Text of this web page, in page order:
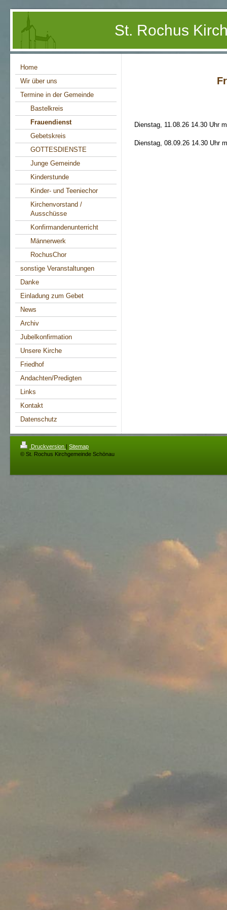
St. Rochus
Home
Wir über uns
Termine in der Gemeinde
Bastelkreis
Frauendienst
Gebetskreis
GOTTESDIENSTE
Junge Gemeinde
Kinderstunde
Kinder- und Teeniechor
Kirchenvorstand /
Ausschüsse
Konfirmandenunterricht
Männerwerk
RochusChor
sonstige Veranstaltungen
Danke
Einladung zum Gebet
News
Archiv
Jubelkonfirmation
Unsere Kirche
Friedhof
Andachten/Predigten
Links
Kontakt
Datenschutz
Dienstag, 11.08.26 14.30 Uhr
Dienstag, 08.09.26 14.30 Uhr
Druckversion | Sitemap
© St. Rochus Kirchgemeinde Schönau